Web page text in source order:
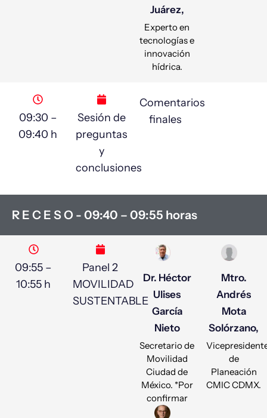
Juárez,
Experto en
tecnologías e
innovación
hídrica.
09:30 –
09:40 h
Sesión de
preguntas
y
conclusiones
Comentarios
finales
R E C E S O - 09:40 – 09:55 horas
09:55 –
10:55 h
Panel 2
MOVILIDAD
SUSTENTABLE
Dr. Héctor
Ulises
García
Nieto
Secretario de
Movilidad
Ciudad de
México. *Por
confirmar
Mtro.
Andrés
Mota
Solórzano,
de
Planeación
CMIC CDMX.